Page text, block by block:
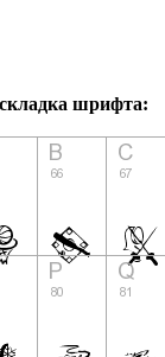
шрифта: